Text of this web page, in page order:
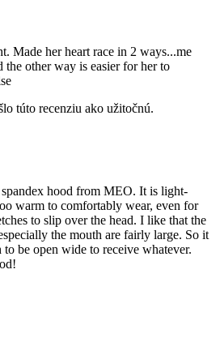
Made her heart race in 2 ways...me
the other way is easier for her to
túto recenziu ako užitočnú.
hood from MEO. It is light-
warm to comfortably wear, even for
to slip over the head. I like that the
the mouth are fairly large. So it
be open wide to receive whatever.